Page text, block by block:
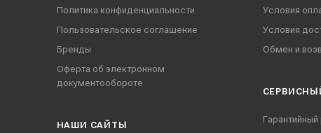
Политика конфиденциальности
Пользовательское соглашение
Бренды
Оферта об электронном
документообороте
НАШИ CАЙТЫ
Условия
Условия
Обмен и